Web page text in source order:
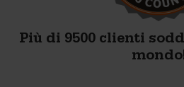
Più di 9500 clienti